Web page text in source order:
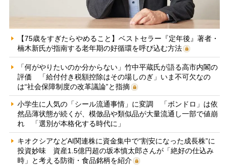
【75歳をすぎたらやめること】ベストセラー『定年後』著者・
楠木新氏が指南する老年期の好循環を呼び込む方法
「何がやりたいのか分からない」竹中平蔵氏が語る高市内閣の
評価 「給付付き税額控除はその場しのぎ」いま不可欠なの
は“社会保障制度の改革議論”と指摘
小学生に人気の「シール流通事情」に変調 「ボンドロ」は依
然品薄状態が続くが、模倣品や類似品が大量流通し一部で値崩
れ 「選別が本格化する時代に」
キオクシアなどAI関連株に資金集中で“割安になった成長株”に
投資妙味 資産1.5億円超の坂本慎太郎さんが「絶好の仕込み
時」と考える防衛・食品銘柄を紹介